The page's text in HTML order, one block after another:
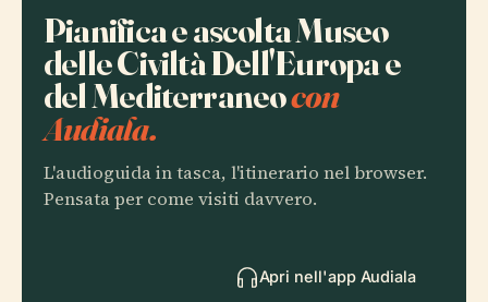
Pianifica e ascolta Museo
delle Civiltà Dell'Europa e
del Mediterraneocon
Audiala.
L'audioguida in tasca, l'itinerario nel browser.
Pensata per come visiti davvero.
Apri nell'app Audiala